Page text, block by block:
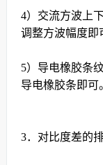
4）交流方波上
调整方波幅度即
5）导电橡胶条
导电橡胶条即可
3．对比度差的